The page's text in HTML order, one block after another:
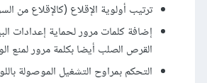
ترتيب أولوية الإقلاع (كالإقلاع من
إضافة كلمات مرور لحماية إعدادات
القرص الصلب أيضا بكلمة مرور لمنع
التحكم بمراوح التشغيل الموصولة